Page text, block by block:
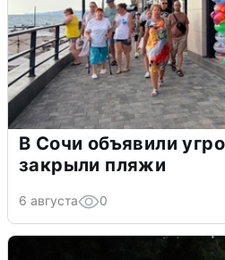
В Сочи объявили
закрыли пляжи
6 августа 0